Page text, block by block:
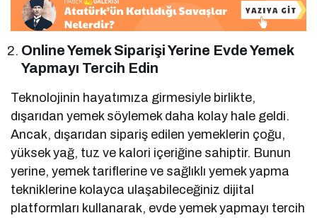
Online Yemek Siparişi Yerine Evde Yemek
Yapmayı Tercih Edin
Teknolojinin hayatımıza girmesiyle birlikte,
dışarıdan yemek söylemek daha kolay hale geldi.
Ancak, dışarıdan sipariş edilen yemeklerin çoğu,
yüksek yağ, tuz ve kalori içeriğine sahiptir. Bunun
yerine, yemek tariflerine ve sağlıklı yemek yapma
tekniklerine kolayca ulaşabileceğiniz dijital
platformları kullanarak, evde yemek yapmayı tercih